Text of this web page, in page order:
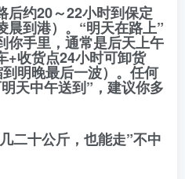
后约20～22小时到保定
到港）。 “明天在路上”
你手里，通常是后天上午
+收货点24小时可卸货
明晚最后一波）。任何
天中午送到”，建议你多
二十公斤，也能走”不中